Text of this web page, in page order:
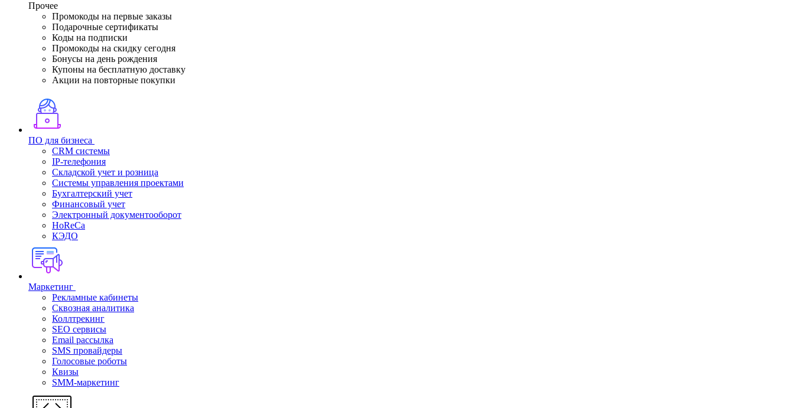
Прочее
Промокоды на первые заказы
Подарочные сертификаты
Коды на подписки
Промокоды на скидку сегодня
Бонусы на день рождения
Купоны на бесплатную доставку
Акции на повторные покупки
ПО для бизнеса
CRM системы
IP-телефония
Складской учет и розница
Системы управления проектами
Бухгалтерский учет
Финансовый учет
Электронный документооборот
HoReCa
КЭДО
Маркетинг
Рекламные кабинеты
Cквозная аналитика
Коллтрекинг
SEO сервисы
Email расcылка
SMS провайдеры
Голосовые роботы
Квизы
SMM-маркетинг